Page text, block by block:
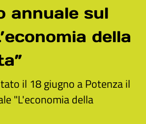
annuale sul
della
il 18 giugno a Potenza il
"L'economia della